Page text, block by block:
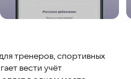
тренеров, спортивных
вести учёт